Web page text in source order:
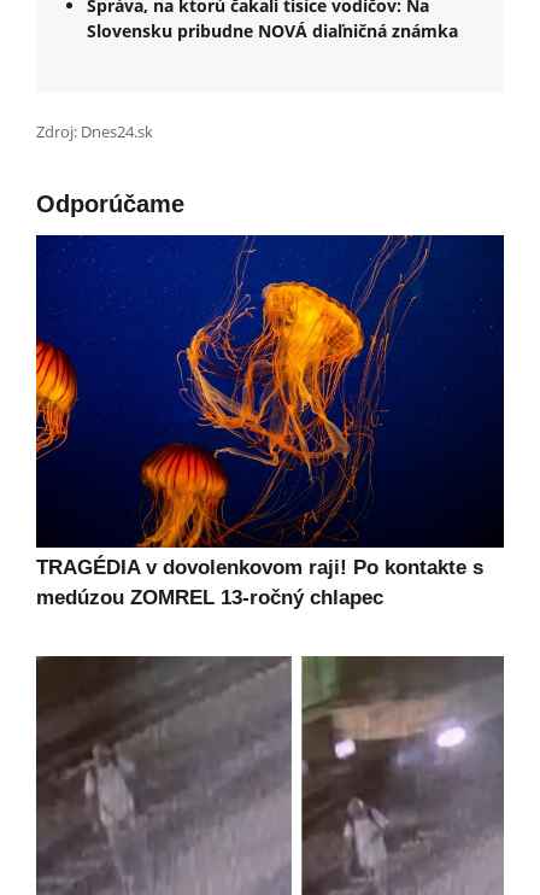
Správa, na ktorú čakali tisíce vodičov: Na
Slovensku pribudne NOVÁ diaľničná známka
Zdroj: Dnes24.sk
Odporúčame
TRAGÉDIA v dovolenkovom raji! Po kontakte s
medúzou ZOMREL 13-ročný chlapec